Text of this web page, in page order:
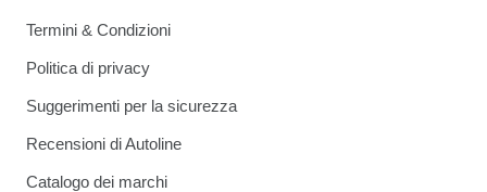
Termini & Condizioni
Politica di privacy
Suggerimenti per la sicurezza
Recensioni di Autoline
Catalogo dei marchi